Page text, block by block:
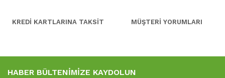
KREDİ KARTLARINA TAKSİT MÜŞTERİ YORUMLARI
HABER BÜLTENİMİZE KAYDOLUN